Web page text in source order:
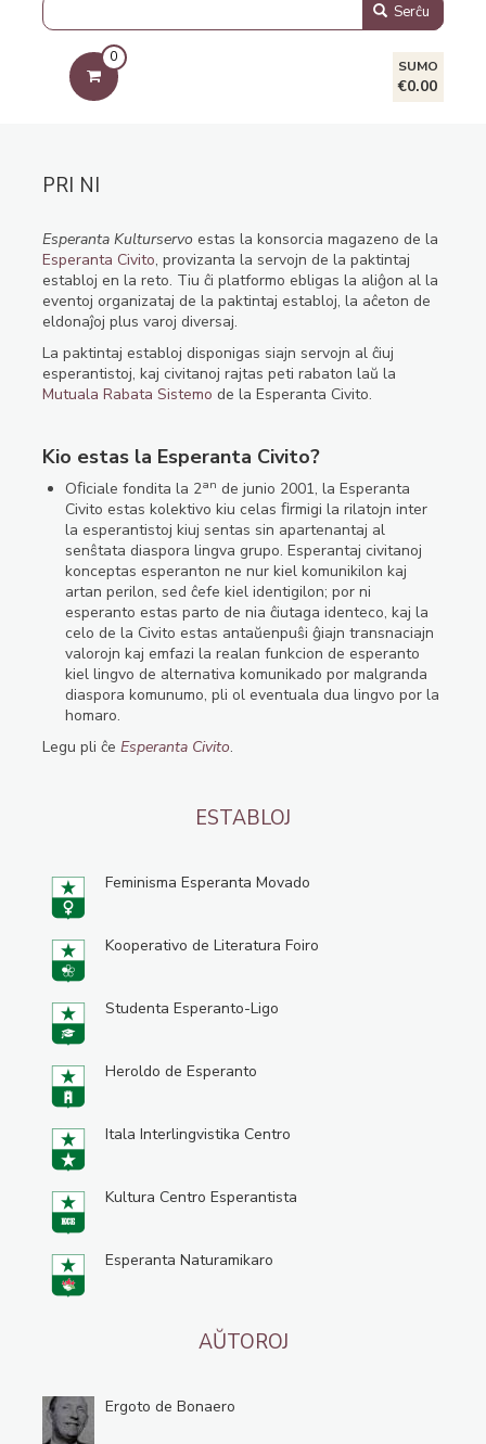
Serĉu
0
SUMO
€0.00
PRI NI
Esperanta Kulturservo estas la konsorcia magazeno de la
Esperanta Civito, provizanta la servojn de la paktintaj
establoj en la reto. Tiu ĉi platformo ebligas la aliĝon al la
eventoj organizataj de la paktintaj establoj, la aĉeton de
eldonaĵoj plus varoj diversaj.
La paktintaj establoj disponigas siajn servojn al ĉiuj
esperantistoj, kaj civitanoj rajtas peti rabaton laŭ la
Mutuala Rabata Sistemo de la Esperanta Civito.
Kio estas la Esperanta Civito?
Oﬁciale fondita la 2an de junio 2001, la Esperanta
Civito estas kolektivo kiu celas ﬁrmigi la rilatojn inter
la esperantistoj kiuj sentas sin apartenantaj al
senŝtata diaspora lingva grupo. Esperantaj civitanoj
konceptas esperanton ne nur kiel komunikilon kaj
artan perilon, sed ĉefe kiel identigilon; por ni
esperanto estas parto de nia ĉiutaga identeco, kaj la
celo de la Civito estas antaŭenpuŝi ĝiajn transnaciajn
valorojn kaj emfazi la realan funkcion de esperanto
kiel lingvo de alternativa komunikado por malgranda
diaspora komunumo, pli ol eventuala dua lingvo por la
homaro.
Legu pli ĉe Esperanta Civito.
ESTABLOJ
Feminisma Esperanta Movado
Kooperativo de Literatura Foiro
Studenta Esperanto-Ligo
Heroldo de Esperanto
Itala Interlingvistika Centro
Kultura Centro Esperantista
Esperanta Naturamikaro
AŬTOROJ
Ergoto de Bonaero